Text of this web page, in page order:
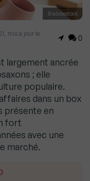
© adobestock
mis à jour le
0
largement ancrée
; elle
populaire.
dans un box
présente en
fort
avec une
marché.